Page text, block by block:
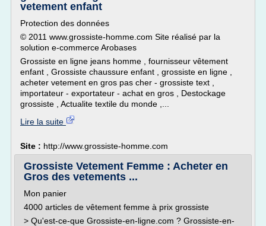
vetement enfant
Protection des données
© 2011 www.grossiste-homme.com Site réalisé par la
solution e-commerce Arobases
Grossiste en ligne jeans homme , fournisseur vêtement
enfant , Grossiste chaussure enfant , grossiste en ligne ,
acheter vetement en gros pas cher - grossiste text ,
importateur - exportateur - achat en gros , Destockage
grossiste , Actualite textile du monde ,...
Lire la suite
Site : http://www.grossiste-homme.com
Grossiste Vetement Femme : Acheter en
Gros des vetements ...
Mon panier
4000 articles de vêtement femme à prix grossiste
> Qu'est-ce-que Grossiste-en-ligne.com ? Grossiste-en-